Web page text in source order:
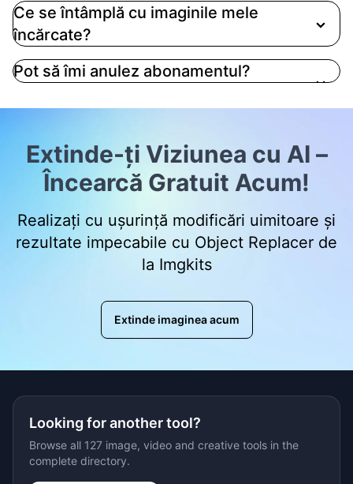
Ce se întâmplă cu imaginile mele
încărcate?
Pot să îmi anulez abonamentul?
Extinde-ți Viziunea cu AI –
Încearcă Gratuit Acum!
Realizați cu ușurință modificări uimitoare și
rezultate impecabile cu Object Replacer de
la Imgkits
Extinde imaginea acum
Looking for another tool?
Browse all 127 image, video and creative tools in the
complete directory.